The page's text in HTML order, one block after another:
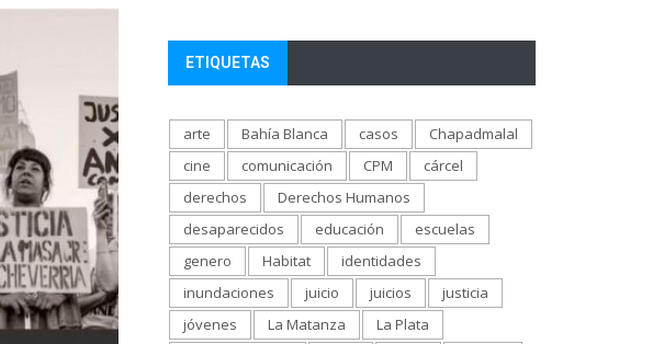
ETIQUETAS
arte Bahía Blanca casos
Chapadmalal
cine
comunicación CPM
cárcel
derechos
Derechos Humanos
desaparecidos
educación
escuelas
genero
Habitat
identidades
inundaciones
juicio juicios
justicia
jóvenes
La Matanza
La Plata